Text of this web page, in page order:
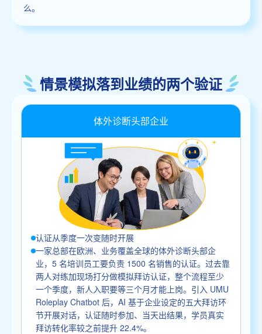
么。
情景模拟落到业绩的两个验证
体外诊断头部企业
认证从季度一次变随时开展
一家总部在欧洲、业务覆盖全球的体外诊断头部企
业，5 名培训员工要负责 1500 名销售的认证。过去靠
两人对练加现场打分做模拟拜访认证，整个流程至少
一个季度，新人入职要等三个月才能上岗。引入 UMU
Roleplay Chatbot 后，AI 基于企业设定的五大拜访环
节开展对话，认证随时参加、当天出结果，学员真实
拜访转化率较之前提升 22.4%。